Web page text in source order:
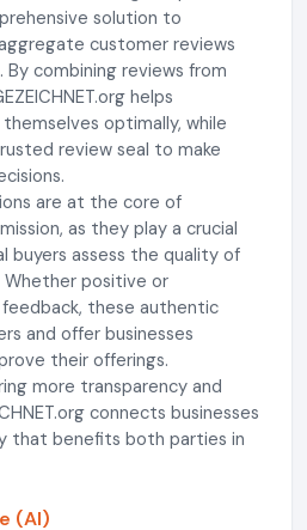
solution to
customer reviews
combining reviews from
helps
optimally, while
review seal to make
are at the core of
as they play a crucial
buyers assess the quality of
Whether positive or
these authentic
and offer businesses
their offerings.
more transparency and
connects businesses
that benefits both parties in
(AI)